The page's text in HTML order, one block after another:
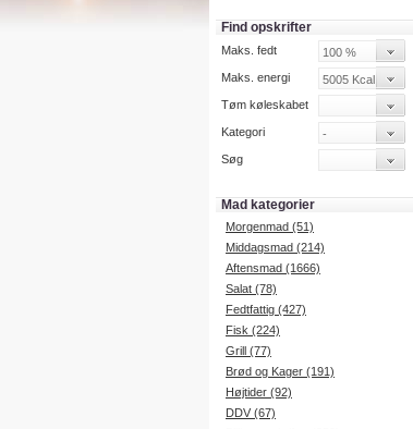
Find opskrifter
Maks. fedt
Maks. energi
Tøm køleskabet
Kategori
Søg
Mad kategorier
Morgenmad (51)
Middagsmad (214)
Aftensmad (1666)
Salat (78)
Fedtfattig (427)
Fisk (224)
Grill (77)
Brød og Kager (191)
Højtider (92)
DDV (67)